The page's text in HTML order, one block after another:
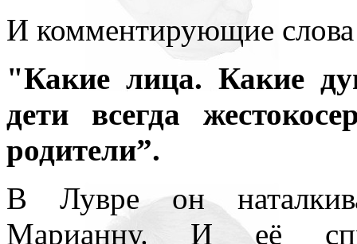
И комментирующие
"Какие лица. Какие
дети всегда
родители”.
В Лувре он
Марианну. И её